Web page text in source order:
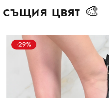
цвят 🎨
-29%